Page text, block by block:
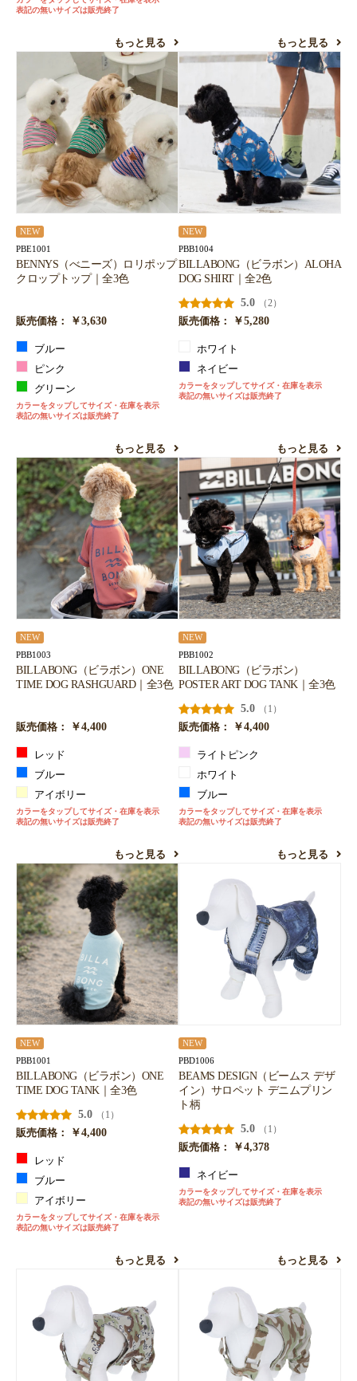
表記の無いサイズは販売終了
もっと見る もっと見る
NEW
PBE1001
BENNYS（べニーズ）ロリポップ
クロップトップ｜全3色
販売価格： ￥3,630
ブルー
ピンク
グリーン
カラーをタップしてサイズ・在庫を表示
表記の無いサイズは販売終了
もっと見る
NEW
PBB1004
BILLABONG（ビラボン）ALOHA
DOG SHIRT｜全2色
5.0
（2）
販売価格：
￥5,280
ホワイト
ネイビー
カラーをタップしてサイズ・在庫を表示
表記の無いサイズは販売終了
もっと見る
NEW
PBB1003
BILLABONG（ビラボン）ONE
TIME DOG RASHGUARD｜全3色
販売価格： ￥4,400
レッド
ブルー
アイボリー
カラーをタップしてサイズ・在庫を表示
表記の無いサイズは販売終了
もっと見る
NEW
PBB1002
BILLABONG（ビラボン）
POSTER ART DOG TANK｜全3色
5.0
（1）
販売価格：
￥4,400
ライトピンク
ホワイト
ブルー
カラーをタップしてサイズ・在庫を表示
表記の無いサイズは販売終了
もっと見る
NEW
PBB1001
BILLABONG（ビラボン）ONE
TIME DOG TANK｜全3色
5.0
（1）
販売価格：
￥4,400
レッド
ブルー
アイボリー
カラーをタップしてサイズ・在庫を表示
表記の無いサイズは販売終了
もっと見る
NEW
PBD1006
BEAMS DESIGN（ビームス デザ
イン）サロペット デニムプリン
ト柄
5.0
（1）
販売価格：
￥4,378
ネイビー
カラーをタップしてサイズ・在庫を表示
表記の無いサイズは販売終了
もっと見る